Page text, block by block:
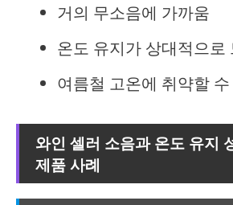
거의 무소음에 가까움
온도 유지가 상대적으로
여름철 고온에 취약할
와인 셀러 소음과 온도 유지
제품 사례